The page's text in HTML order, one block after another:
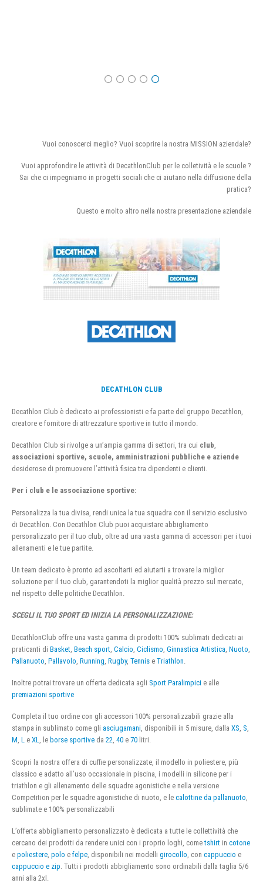
Vuoi conoscerci meglio? Vuoi scoprire la nostra MISSION aziendale?
Vuoi approfondire le attività di DecathlonClub per le colletività e le scuole ?
Sai che ci impegniamo in progetti sociali che ci aiutano nella diffusione della
pratica?
Questo e molto altro nella nostra presentazione aziendale
DECATHLON CLUB
Decathlon Club è dedicato ai professionisti e fa parte del gruppo Decathlon,
creatore e fornitore di attrezzature sportive in tutto il mondo.
Decathlon Club si rivolge a un’ampia gamma di settori, tra cui club
associazioni sportive, scuole, amministrazioni pubbliche e aziende
desiderose di promuovere l’attività fisica tra dipendenti e clienti.
Per i club e le associazione sportive:
Personalizza la tua divisa, rendi unica la tua squadra con il servizio esclusivo
di Decathlon. Con Decathlon Club puoi acquistare abbigliamento
personalizzato per il tuo club, oltre ad una vasta gamma di accessori per i tuoi
allenamenti e le tue partite.
Un team dedicato è pronto ad ascoltarti ed aiutarti a trovare la miglior
soluzione per il tuo club, garantendoti la miglior qualità prezzo sul mercato,
nel rispetto delle politiche Decathlon.
SCEGLI IL TUO SPORT ED INIZIA LA PERSONALIZZAZIONE:
DecathlonClub offre una vasta gamma di prodotti 100% sublimati dedicati ai
praticanti di Basket Beach sport Calcio Ciclismo Ginnastica Artistica Nuoto
Pallanuoto Pallavolo Running Rugby, Tennis e Triathlon
Inoltre potrai trovare un offerta dedicata agli Sport Paralimpici e alle
premiazioni sportive
Completa il tuo ordine con gli accessori 100% personalizzabili grazie alla
stampa in sublimato come gli asciugamani, disponibili in 5 misure, dalla XS, S,
M, L e XL, le borse sportive da 22, 40 e 70 litri.
Scopri la nostra offera di cuffie personalizzate, il modello in poliestere, più
classico e adatto all’uso occasionale in piscina, i modelli in silicone per i
triathlon e gli allenamento delle squadre agonistiche e nella versione
Competition per le squadre agonistiche di nuoto, e le calottine da pallanuoto
sublimate e 100% personalizzabili
L’offerta abbigliamento personalizzato è dedicata a tutte le collettività che
cercano dei prodotti da rendere unici con i proprio loghi, cometshirt in cotone
e poliestere polo e felpe , disponibili nei modelli girocollo , con cappuccio e
cappuccio e zip . Tutti i prodotti abbigliamento sono ordinabili dalla taglia 5/6
anni alla 2xl.